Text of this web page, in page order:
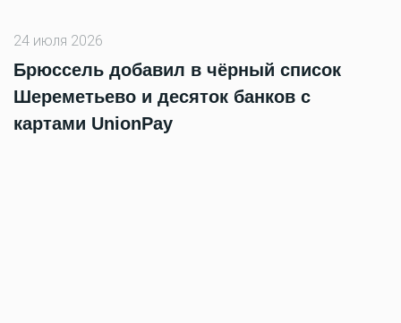
24 июля 2026
Брюссель добавил в чёрный список
Шереметьево и десяток банков с
картами UnionPay